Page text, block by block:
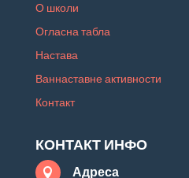
О школи
Огласна табла
Настава
Ваннаставне активности
Контакт
КОНТАКТ ИНФО
 Адреса